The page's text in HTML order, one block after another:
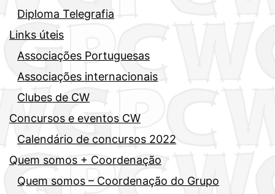
Diploma Telegrafia
Links úteis
Associações Portuguesas
Associações internacionais
Clubes de CW
Concursos e eventos CW
Calendário de concursos 2022
Quem somos + Coordenação
Quem somos – Coordenação do Grupo